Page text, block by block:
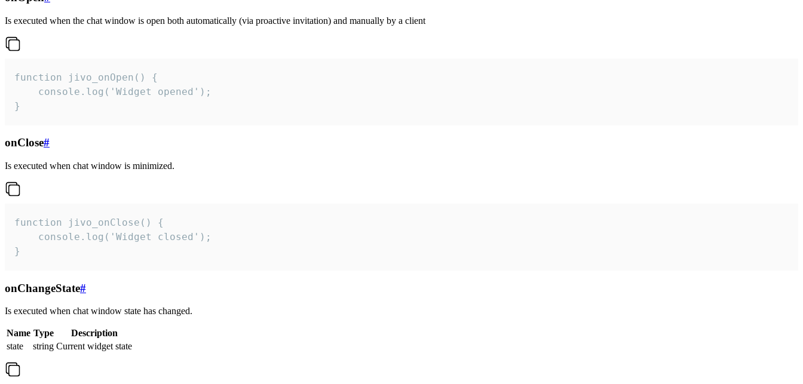
Is executed when the chat window is open both automatically (via proactive invitation) and manually by a client
function jivo_onOpen() {
    console.log('Widget opened');
}
onClose#
Is executed when chat window is minimized.
function jivo_onClose() {
    console.log('Widget closed');
}
onChangeState#
Is executed when chat window state has changed.
Name Type
Description
state
string Current widget state